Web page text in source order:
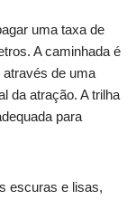
uma taxa de
A caminhada é
de uma
da atração. A trilha
para
escuras e lisas,